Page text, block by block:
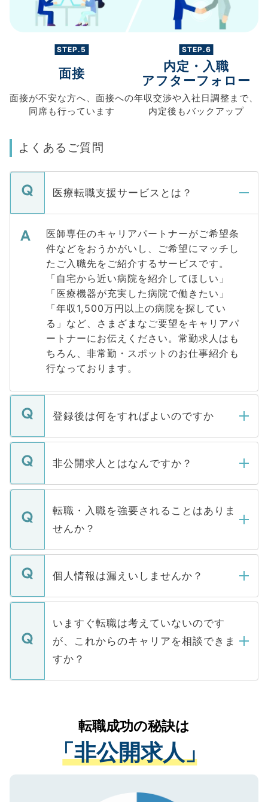
STEP.5
面接
面接が不安な方へ、 面接への
同席も行っています
STEP.6
内定・入職
アフターフォロー
年収交渉や 入社日調整まで、
内定後もバックアップ
よくあるご質問
医療転職支援サービスとは？
医師専任のキャリアパートナーがご希望条
件などをおうかがいし、ご希望にマッチし
たご入職先をご紹介するサービスです。
「自宅から近い病院を紹介してほしい」
「医療機器が充実した病院で働きたい」
「年収1,500万円以上の病院を探してい
る」など、さまざまなご要望をキャリアパ
ートナーにお伝えください。常勤求人はも
ちろん、非常勤・スポットのお仕事紹介も
行なっております。
登録後は何をすればよいのですか
ご登録いただきましたら、弊社担当者がご
登録内容を確認し、その後メールもしくは
ます。通常、5営業日以内にはご連絡をせて
いただきますので、しばらくお待ちくださ
い。
非公開求人とはなんですか？
マイナビDOCTORで取り扱っている求人の
うち約3割は、Webサイトからご覧いただ
けない「非公開求人」です。非公開求人は
下記の理由によって、一般には公開してい
ません。
■応募殺到を避けるため 人気のある医療機
関を公にしてしまうと、応募が殺到する場
に、医療機関が求める条件に合った人材の
みを人材紹介会社に依頼するケースが増え
ています。
転職・入職を強要されることはありま
せんか？
転職・入職を強要することは一切ありませ
ん。また、仮に応募先から内定をいただい
定を承諾する必要はありません。内定先へ
の辞退の連絡はキャリアパートナーが行い
ますので、ご安心ください。
個人情報は漏えいしませんか？
個人情報が漏えいすることはありませんの
で、ご安心ください。当サイトからの登録
などで収集したご登録者様の個人情報は、
ご本人のキャリアアップおよび転職活動の
支援を目的に使用いたします。お預かりし
ているすべての個人データはご本人の許可
は、個人情報の取り扱いについての厳密な
管理基準を満たした事業者のみに付与され
る、プライバシーマークを取得済みです。
ご登録いただいた個人情報は、SSL（デー
で、機密保持に関してもご安心ください。
いますぐ転職は考えていないのです
が、これからのキャリアを相談できま
すか？
かがいして、現在の医療機関の状況や紹介
経験をまじえながら、適切なアドバイスを
させていただきます。すぐにご転職をされ
ない方には、長期的なサポートが可能です
ので、まずはご登録ください。
転職成功の秘訣は
「非公開求人」